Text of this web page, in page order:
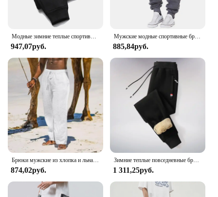
947,07руб.
Мужские модные спортивные брюки на осень и зиму, брюки для бега на шнуровке, брюки, повседневные мешковатые брюки, спортивные брюки
885,84руб.
874,02руб.
Зимние теплые повседневные брюки из овечьей шерсти, мужские спортивные штаны для фитнеса и бега, мужские однотонные брюки на шнурке, флисовые прямые брюки M-5Xl
1 311,25руб.